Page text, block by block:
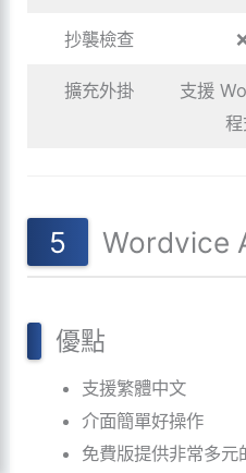
抄襲檢查
擴充外掛
支援
Wordvice
優點
支援繁體中文
介面簡單好操作
免費版提供非常多元